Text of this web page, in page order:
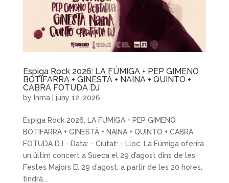
Espiga Rock 2026: LA FÚMIGA + PEP GIMENO
BOTIFARRA + GINESTÀ + NAINA + QUINTO +
CABRA FOTUDA DJ
by Inma| juny 12, 2026
Espiga Rock 2026: LA FÚMIGA + PEP GIMENO
BOTIFARRA + GINESTÀ + NAINA + QUINTO + CABRA
FOTUDA DJ - Data: - Ciutat: - Lloc: La Fúmiga oferirà
un últim concert a Sueca el 29 d’agost dins de les
Festes Majors El 29 d’agost, a partir de les 20 hores,
tindrà...